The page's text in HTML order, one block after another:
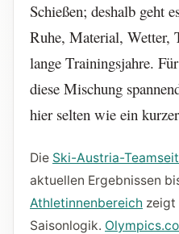
Schießen; deshalb geht
Ruhe, Material, Wetter,
lange Trainingsjahre.
diese Mischung
hier selten wie ein
Die Ski-Austria-
aktuellen Ergebnissen
Athletinnenbereich zeigt
Saisonlogik.